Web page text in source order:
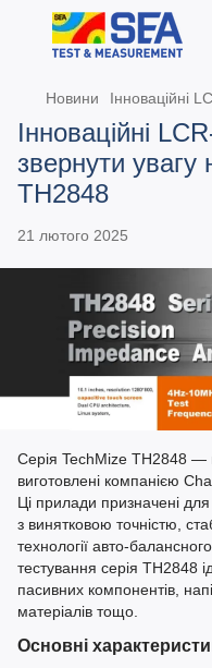
Новини Інноваційні
Інноваційні
звернути увагу
TH2848
21 лютого 2025
Серія TechMize TH2848 —
виготовлені компанією
Ці прилади призначені
з винятковою точністю,
технології авто-
тестування серія TH2848
пасивних компонентів,
матеріалів тощо.
Основні